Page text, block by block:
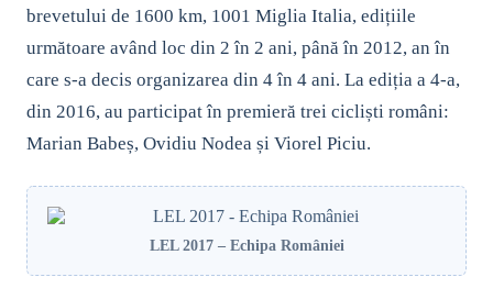
brevetului de 1600 km, 1001 Miglia Italia, edițiile
următoare având loc din 2 în 2 ani, până în 2012, an în
care s-a decis organizarea din 4 în 4 ani. La ediția a 4-a,
din 2016, au participat în premieră trei cicliști români:
Marian Babeș, Ovidiu Nodea și Viorel Piciu.
LEL 2017 – Echipa României